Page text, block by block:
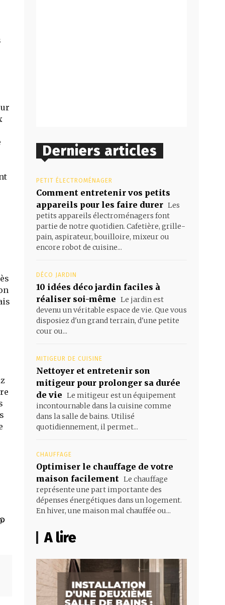
Derniers articles
PETIT ÉLECTROMÉNAGER
Comment entretenir vos petits
appareils pour les faire durer Les
petits appareils électroménagers font
partie de notre quotidien. Cafetière, grille-
pain, aspirateur, bouilloire, mixeur ou
encore robot de cuisine...
DÉCO JARDIN
10 idées déco jardin faciles à
réaliser soi-même Le jardin est
devenu un véritable espace de vie. Que vous
disposiez d'un grand terrain, d'une petite
cour ou...
MITIGEUR DE CUISINE
Nettoyer et entretenir son
mitigeur pour prolonger sa durée
de vie Le mitigeur est un équipement
incontournable dans la cuisine comme
dans la salle de bains. Utilisé
quotidiennement, il permet...
CHAUFFAGE
Optimiser le chauffage de votre
maison facilement Le chauffage
représente une part importante des
dépenses énergétiques dans un logement.
En hiver, une maison mal chauffée ou...
A lire